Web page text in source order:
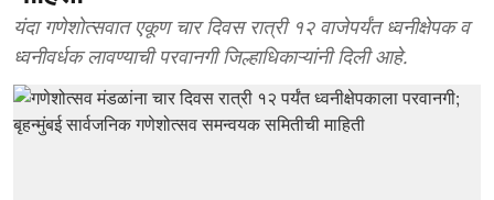
यंदा गणेशोत्सवात एकूण चार दिवस रात्री १२ वाजेपर्यंत ध्वनीक्षेपक व
ध्वनीवर्धक लावण्याची परवानगी जिल्हाधिकाऱ्यांनी दिली आहे.